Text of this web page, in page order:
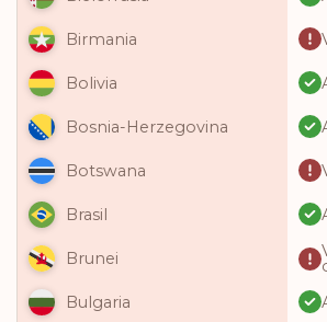
Birmania
Bolivia
Bosnia-Herzegovina
Botswana
Brasil
Brunei
Bulgaria